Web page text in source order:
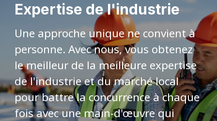
Expertise de l'industrie
Une approche unique ne convient à
personne. Avec nous, vous obtenez
le meilleur de la meilleure expertise
de l'industrie et du marché local
pour battre la concurrence à chaque
fois avec une main-d'œuvre qui